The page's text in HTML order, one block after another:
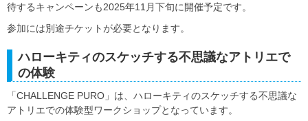
待するキャンペーンも2025年11月下旬に開催予定です。
参加には別途チケットが必要となります。
ハローキティのスケッチする不思議なアトリエで
の体験
「CHALLENGE PURO」は、ハローキティのスケッチする不思議な
アトリエでの体験型ワークショップとなっています。